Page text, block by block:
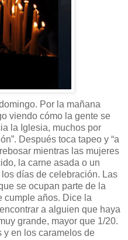
Por la mañana
viendo cómo la gente se
la Iglesia, muchos por
Después toca tapeo y “a
mientras las mujeres
la carne asada o un
días de celebración. Las
se ocupan parte de la
cumple años. Dice la
a alguien que haya
grande, mayor que 1/20.
y en los caramelos de